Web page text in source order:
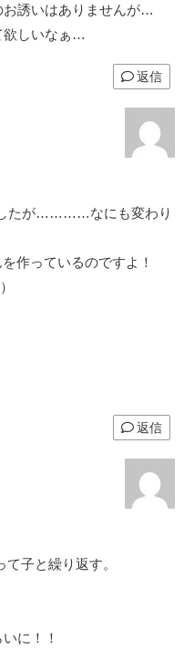
お誘いはありませんが…
欲しいなぁ…
返信
したが…………なにも変わり
作っているのですよ！
返信
子と繰り返す。
に！！